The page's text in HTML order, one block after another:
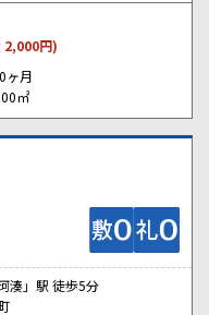
2,000円)
0ヶ月
㎡
湊」駅 徒歩5分